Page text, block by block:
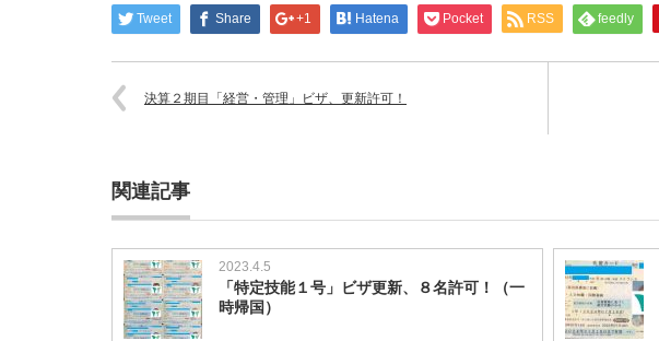
Tweet Share +1 Hatena Pocket RSS feedly
決算２期目「経営・管理」ビザ、更新許可！
関連記事
2023.4.5
「特定技能１号」ビザ更新、８名許可！（一
時帰国）